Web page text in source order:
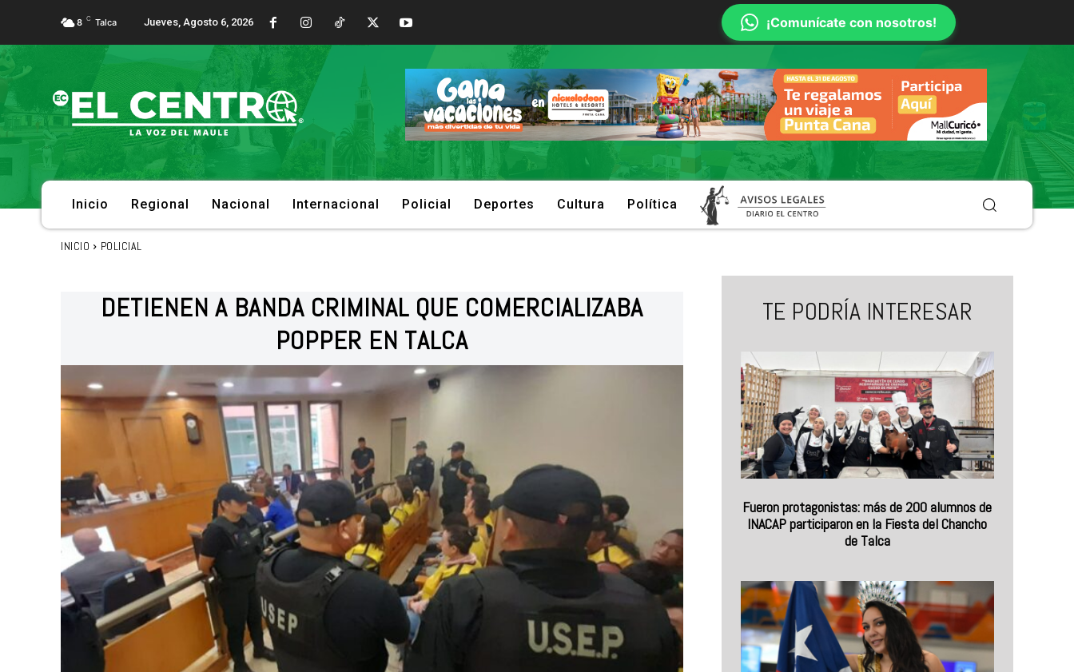
8 C Talca Jueves, Agosto 6, 2026 ¡Comunícate con nosotros!
Inicio Regional Nacional Internacional Policial Deportes Cultura Política
INICIO POLICIAL
DETIENEN A BANDA CRIMINAL QUE COMERCIALIZABA
POPPER EN TALCA
TE PODRÍA INTERESAR
Fueron protagonistas: más de 200 alumnos de
INACAP participaron en la Fiesta del Chancho
de Talca